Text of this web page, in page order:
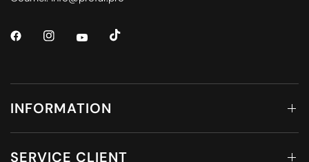
INFORMATION
SERVICE CLIENT